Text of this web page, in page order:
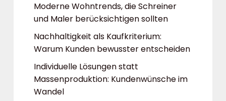
Moderne Wohntrends, die Schreiner
und Maler berücksichtigen sollten
Nachhaltigkeit als Kaufkriterium:
Warum Kunden bewusster entscheiden
Individuelle Lösungen statt
Massenproduktion: Kundenwünsche im
Wandel